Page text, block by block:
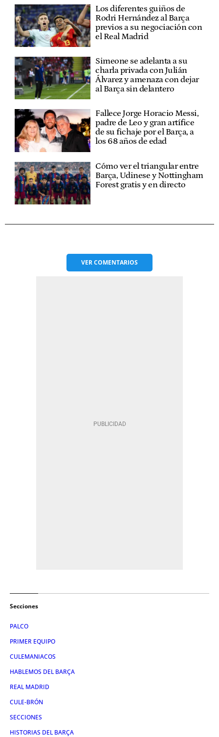
Los diferentes guiños de
Rodri Hernández al Barça
previos a su negociación con
el Real Madrid
Simeone se adelanta a su
charla privada con Julián
Álvarez y amenaza con dejar
al Barça sin delantero
Fallece Jorge Horacio Messi,
padre de Leo y gran artífice
de su fichaje por el Barça, a
los 68 años de edad
Cómo ver el triangular entre
Barça, Udinese y Nottingham
Forest gratis y en directo
VERCOMENTARIOS
Secciones
PALCO
PRIMER EQUIPO
CULEMANIACOS
HABLEMOS DEL BARÇA
REAL MADRID
CULE-BRÓN
SECCIONES
HISTORIAS DEL BARÇA